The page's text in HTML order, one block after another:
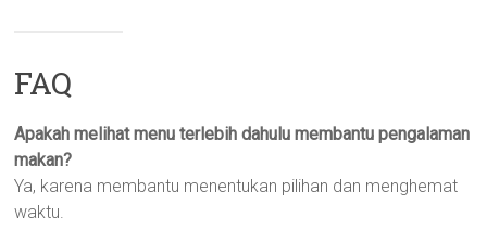
FAQ
Apakah melihat menu terlebih dahulu membantu pengalaman
makan?
Ya, karena membantu menentukan pilihan dan menghemat
waktu.